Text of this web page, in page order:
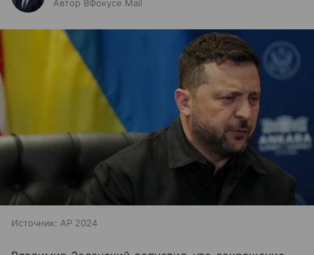
Автор ВФокусе Mail
Источник: AP 2024